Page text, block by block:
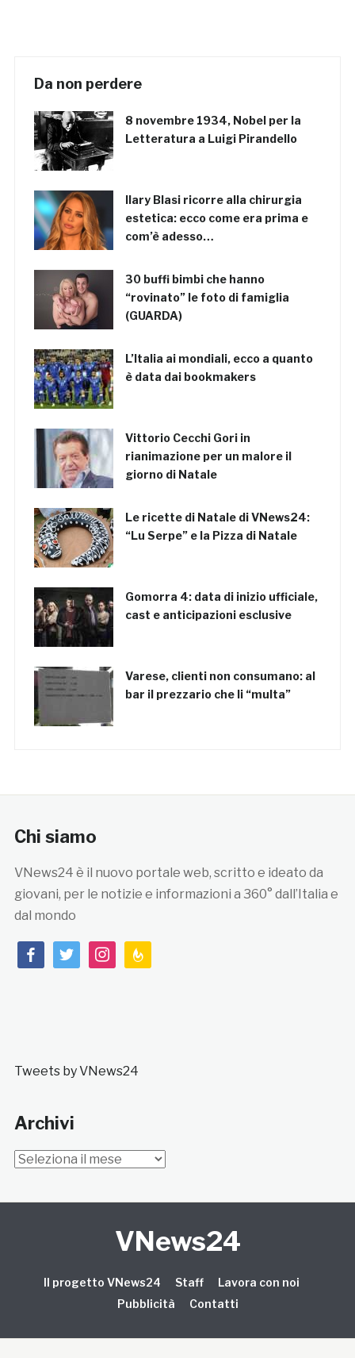
Da non perdere
8 novembre 1934, Nobel per la
Letteratura a Luigi Pirandello
Ilary Blasi ricorre alla chirurgia
estetica: ecco come era prima e
com’è adesso…
30 buffi bimbi che hanno
“rovinato” le foto di famiglia
(GUARDA)
L’Italia ai mondiali, ecco a quanto
è data dai bookmakers
Vittorio Cecchi Gori in
rianimazione per un malore il
giorno di Natale
Le ricette di Natale di VNews24:
“Lu Serpe” e la Pizza di Natale
Gomorra 4: data di inizio ufficiale,
cast e anticipazioni esclusive
Varese, clienti non consumano: al
bar il prezzario che li “multa”
Chi siamo
VNews24 è il nuovo portale web, scritto e ideato da
giovani, per le notizie e informazioni a 360° dall’Italia e
dal mondo
facebooktwitterinstagramfeedburner
Tweets by VNews24
Archivi
Archivi
VNews24
Il progetto VNews24 Staff
Lavora con noi
Pubblicità
Contatti